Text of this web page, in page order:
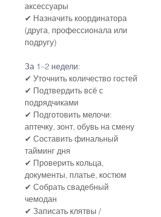
аксессуары
✔ Назначить координатора
(друга, профессионала или
подругу)
За 1–2 недели:
✔ Уточнить количество гостей
✔ Подтвердить всё с
подрядчиками
✔ Подготовить мелочи:
аптечку, зонт, обувь на смену
✔ Составить финальный
тайминг дня
✔ Проверить кольца,
документы, платье, костюм
✔ Собрать свадебный
чемодан
✔ Записать клятвы /